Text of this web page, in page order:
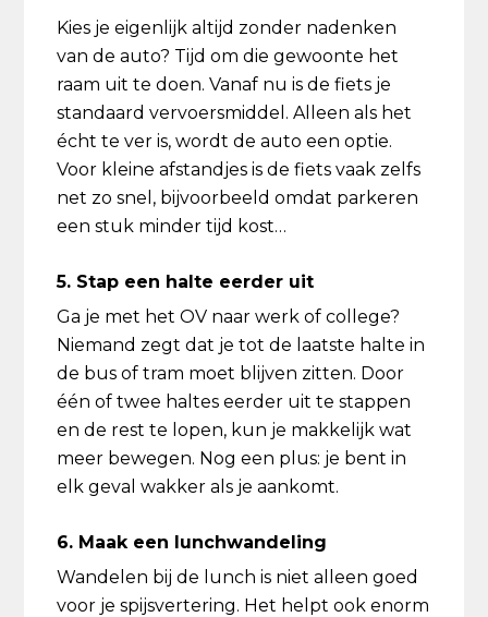
Kies je eigenlijk altijd zonder nadenken
van de auto? Tijd om die gewoonte het
raam uit te doen. Vanaf nu is de fiets je
standaard vervoersmiddel. Alleen als het
écht te ver is, wordt de auto een optie.
Voor kleine afstandjes is de fiets vaak zelfs
net zo snel, bijvoorbeeld omdat parkeren
een stuk minder tijd kost…
5. Stap een halte eerder uit
Ga je met het OV naar werk of college?
Niemand zegt dat je tot de laatste halte in
de bus of tram moet blijven zitten. Door
één of twee haltes eerder uit te stappen
en de rest te lopen, kun je makkelijk wat
meer bewegen. Nog een plus: je bent in
elk geval wakker als je aankomt.
6. Maak een lunchwandeling
Wandelen bij de lunch is niet alleen goed
voor je spijsvertering. Het helpt ook enorm